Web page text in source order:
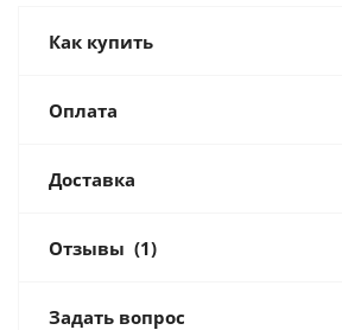
Как купить
Оплата
Доставка
Отзывы (1)
Задать вопрос